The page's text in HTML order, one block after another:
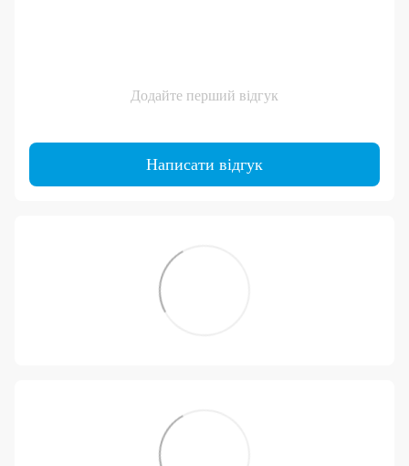
Додайте перший відгук
Написати відгук